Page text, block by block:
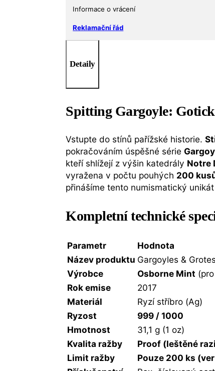
Informace o vrácení
Reklamační řád
Detaily
Spitting Gargoyle:
Vstupte do stínů pařížské historie.
pokračováním úspěšné série
kteří shlížejí z výšin katedrály Notre
vyražena v počtu pouhých 200
přinášíme tento numismatický
Kompletní technické
Parametr
Hodnota
Název produktu Gargoyles &
Výrobce
Osborne Mint
Rok emise
2017
Materiál
Ryzí stříbro (Ag)
Ryzost
999 / 1000
Hmotnost
31,1 g (1 oz)
Kvalita ražby
Proof (leštěné
Limit ražby
Pouze 200 ks